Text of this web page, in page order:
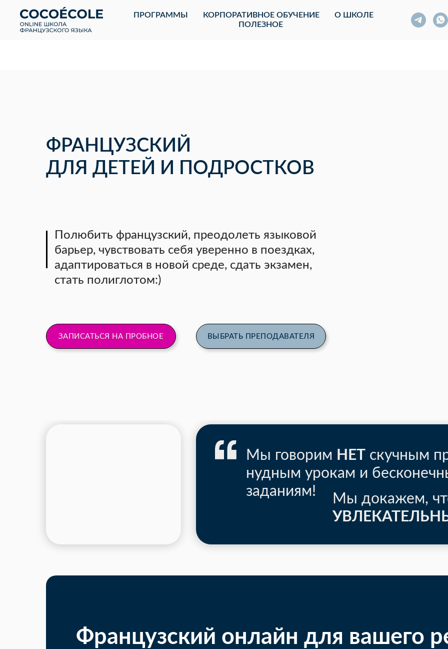
ПРОГРАММЫ КОРПОРАТИВНОЕ ОБУЧЕНИЕ
О ШКОЛЕ
ПОЛЕЗНОЕ
ФРАНЦУЗСКИЙ
ДЛЯ ДЕТЕЙ И ПОДРОСТКОВ
ЗАПИСАТЬСЯ НА ПРОБНОЕ ВЫБРАТЬ ПРЕПОДАВАТЕЛЯ
Полюбить французский, преодолеть языковой
барьер, чувствовать себя уверенно в поездках,
адаптироваться в новой среде, сдать экзамен,
стать полиглотом:)
Мы говорим НЕТ скучным
нудным урокам и
заданиям!
Мы докажем,
Французский онлайн для вашего